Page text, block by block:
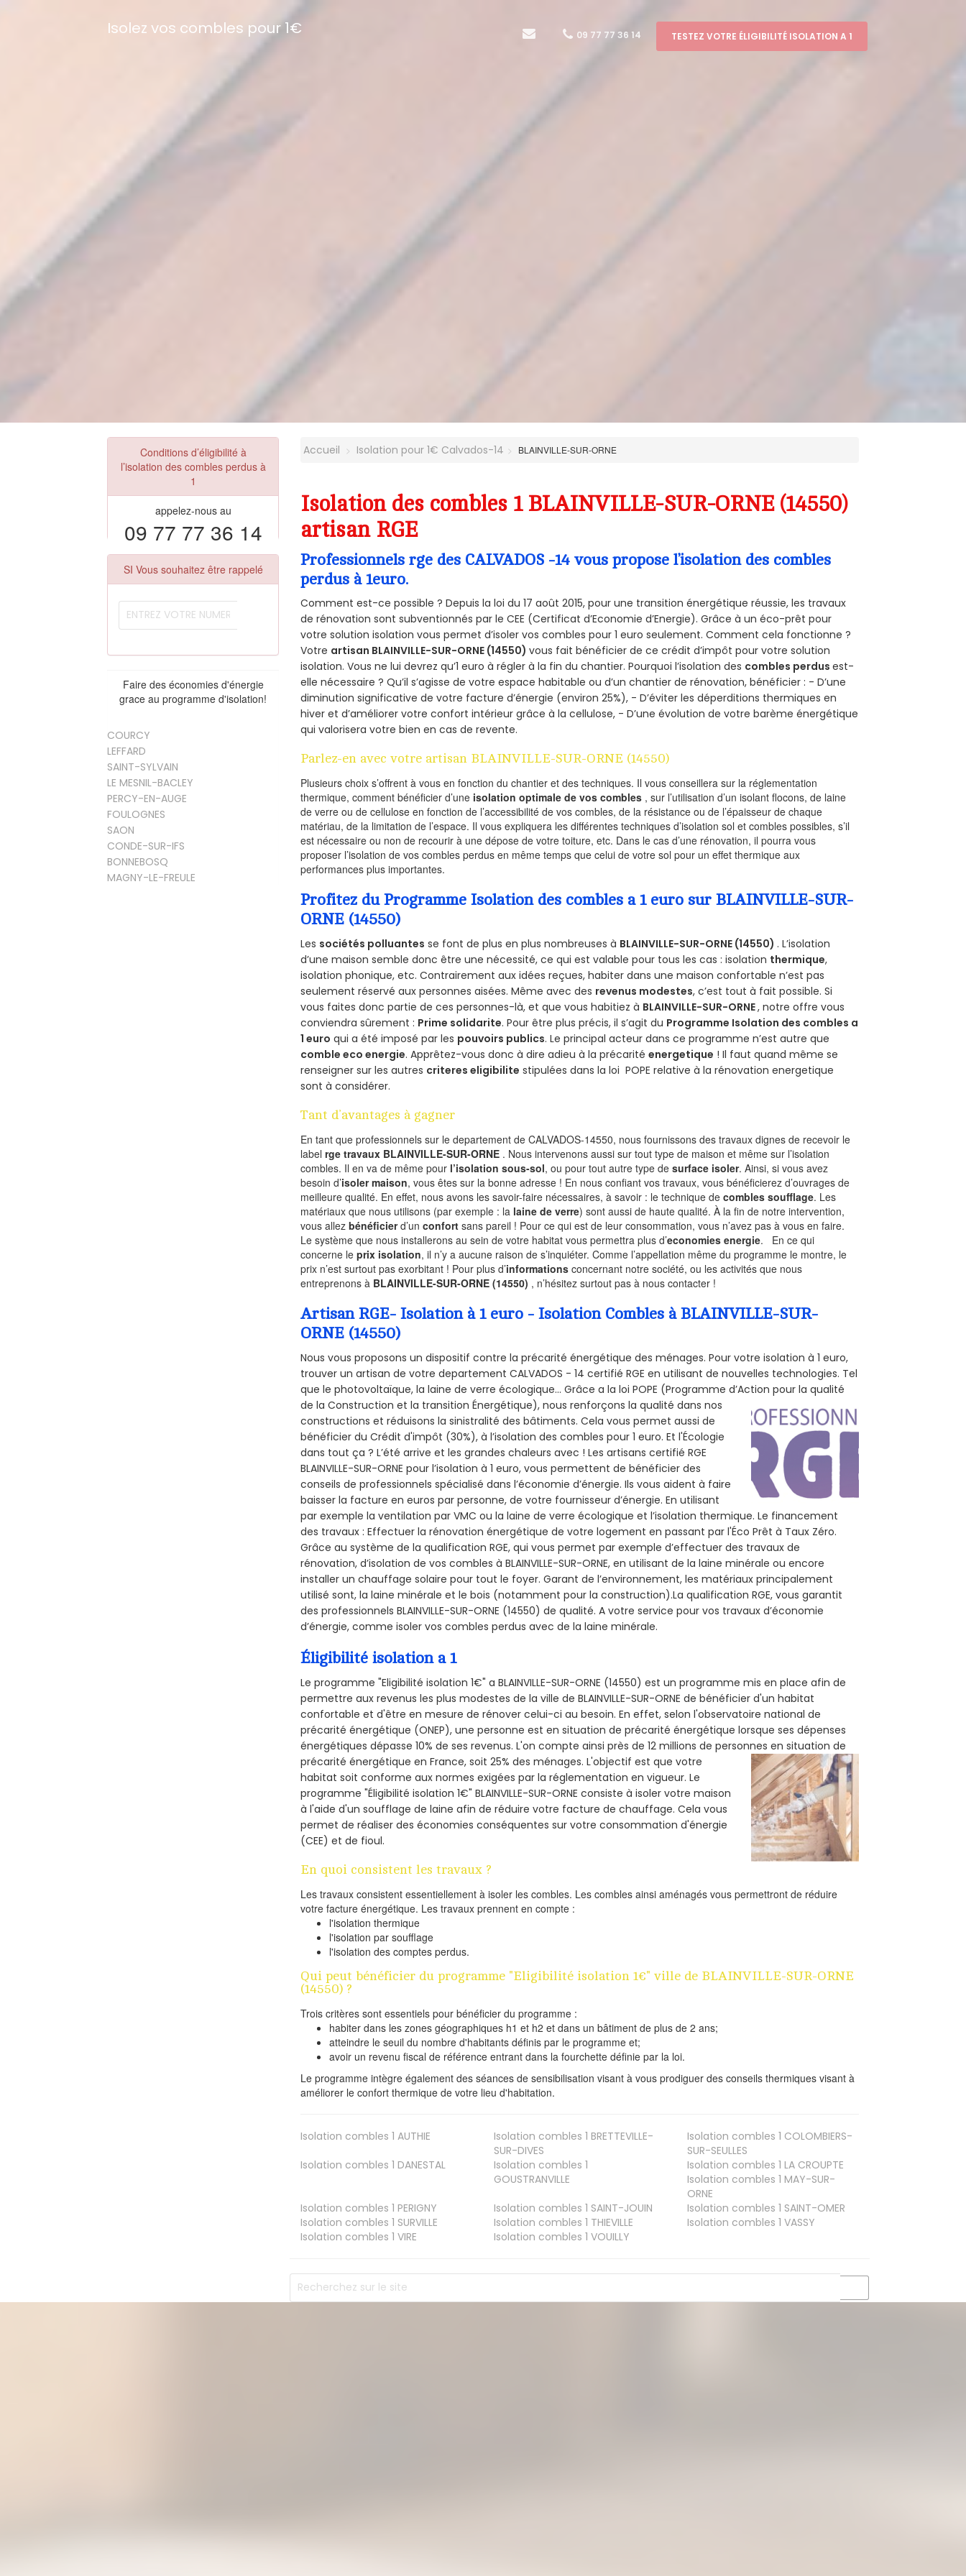
Isolez vos combles pour 1€ 09 77 77 36 14 TESTEZ VOTRE ÉLIGIBILITÉ ISOLATION A 1
Conditions d’éligibilité à
l’isolation des combles perdus à
1
appelez-nous au
09 77 77 36 14
SI Vous souhaitez être rappelé
Faire des économies d'énergie
grace au programme d'isolation!
COURCY
LEFFARD
SAINT-SYLVAIN
LE MESNIL-BACLEY
PERCY-EN-AUGE
FOULOGNES
SAON
CONDE-SUR-IFS
BONNEBOSQ
MAGNY-LE-FREULE
Accueil Isolation pour 1€ Calvados-14 BLAINVILLE-SUR-ORNE
Isolation des combles 1 BLAINVILLE-SUR-ORNE (14550)
artisan RGE
Professionnels rge des CALVADOS -14 vous propose l’isolation des combles
perdus à 1euro.
Comment est-ce possible ? Depuis la loi du 17 août 2015, pour une transition énergétique réussie, les travaux
de rénovation sont subventionnés par le CEE (Certificat d’Economie d’Energie). Grâce à un éco-prêt pour
votre solution isolation vous permet d’isoler vos combles pour 1 euro seulement. Comment cela fonctionne ?
Votre artisan BLAINVILLE-SUR-ORNE (14550)vous fait bénéficier de ce crédit d’impôt pour votre solution
isolation. Vous ne lui devrez qu’1 euro à régler à la fin du chantier. Pourquoi l’isolation des combles perdusest-
elle nécessaire ? Qu’il s’agisse de votre espace habitable ou d’un chantier de rénovation, bénéficier : - D’une
diminution significative de votre facture d’énergie (environ 25%), - D’éviter les déperditions thermiques en
hiver et d’améliorer votre confort intérieur grâce à la cellulose, - D’une évolution de votre barème énergétique
qui valorisera votre bien en cas de revente.
Parlez-en avec votre artisan BLAINVILLE-SUR-ORNE (14550)
Plusieurs choix s’offrent à vous en fonction du chantier et des techniques. Il vous conseillera sur la réglementation
thermique, comment bénéficier d’une isolation optimale de vos combles , sur l’utilisation d’un isolant flocons, de laine
de verre ou de cellulose en fonction de l’accessibilité de vos combles, de la résistance ou de l’épaisseur de chaque
matériau, de la limitation de l’espace. Il vous expliquera les différentes techniques d’isolation sol et combles possibles, s’il
est nécessaire ou non de recourir à une dépose de votre toiture, etc. Dans le cas d’une rénovation, il pourra vous
proposer l’isolation de vos combles perdus en même temps que celui de votre sol pour un effet thermique aux
performances plus importantes.
Profitez du Programme Isolation des combles a 1 euro sur BLAINVILLE-SUR-
ORNE (14550)
Les sociétés polluantes se font de plus en plus nombreuses à BLAINVILLE-SUR-ORNE (14550) . L’isolation
d’une maison semble donc être une nécessité, ce qui est valable pour tous les cas : isolation thermique,
isolation phonique, etc. Contrairement aux idées reçues, habiter dans une maison confortable n’est pas
seulement réservé aux personnes aisées. Même avec des revenus modestes, c’est tout à fait possible. Si
vous faites donc partie de ces personnes-là, et que vous habitiez à BLAINVILLE-SUR-ORNE, notre offre vous
conviendra sûrement : Prime solidarite. Pour être plus précis, il s’agit du Programme Isolation des combles a
1 euro qui a été imposé par les pouvoirs publics. Le principal acteur dans ce programme n’est autre que
comble eco energie. Apprêtez-vous donc à dire adieu à la précaritéenergetique ! Il faut quand même se
renseigner sur les autres criteres eligibilite stipulées dans la loi POPE relative à la rénovation energetique
sont à considérer.
Tant d’avantages à gagner
En tant que professionnels sur le departement de CALVADOS-14550, nous fournissons des travaux dignes de recevoir le
labelrge travaux BLAINVILLE-SUR-ORNE . Nous intervenons aussi sur tout type de maison et même sur l’isolation
combles. Il en va de même pour l’isolation sous-sol, ou pour tout autre type desurface isoler. Ainsi, si vous avez
besoin d’isoler maison, vous êtes sur la bonne adresse ! En nous confiant vos travaux, vous bénéficierez d’ouvrages de
meilleure qualité. En effet, nous avons les savoir-faire nécessaires, à savoir : le technique decombles soufflage. Les
matériaux que nous utilisons (par exemple : la laine de verre) sont aussi de haute qualité. À la fin de notre intervention,
vous allezbénéficierd’unconfort sans pareil ! Pour ce qui est de leur consommation, vous n’avez pas à vous en faire.
Le système que nous installerons au sein de votre habitat vous permettra plus d’economies energie. En ce qui
concerne leprix isolation, il n’y a aucune raison de s’inquiéter. Comme l’appellation même du programme le montre, le
prix n’est surtout pas exorbitant ! Pour plus d’informations concernant notre société, ou les activités que nous
entreprenons à BLAINVILLE-SUR-ORNE (14550) , n’hésitez surtout pas à nous contacter !
Artisan RGE- Isolation à 1 euro - Isolation Combles à BLAINVILLE-SUR-
ORNE (14550)
Nous vous proposons un dispositif contre la précarité énergétique des ménages. Pour votre isolation à 1 euro,
trouver un artisan de votre departement CALVADOS - 14 certifié RGE en utilisant de nouvelles technologies. Tel
que le photovoltaïque, la laine de verre écologique... Grâce a la loi POPE (Programme d’Action pour la qualité
de la Construction et la transition Énergétique), nous renforçons la qualité dans nos
constructions et réduisons la sinistralité des bâtiments. Cela vous permet aussi de
bénéficier du Crédit d'impôt (30%), à l’isolation des combles pour 1 euro. Et l'Écologie
dans tout ça ? L’été arrive et les grandes chaleurs avec ! Les artisans certifié RGE
BLAINVILLE-SUR-ORNE pour l’isolation à 1 euro, vous permettent de bénéficier des
conseils de professionnels spécialisé dans l’économie d’énergie. Ils vous aident à faire
baisser la facture en euros par personne, de votre fournisseur d’énergie. En utilisant
par exemple la ventilation par VMC ou la laine de verre écologique et l’isolation thermique. Le financement
des travaux : Effectuer la rénovation énergétique de votre logement en passant par l'Éco Prêt à Taux Zéro.
Grâce au système de la qualification RGE, qui vous permet par exemple d’effectuer des travaux de
rénovation, d’isolation de vos combles à BLAINVILLE-SUR-ORNE, en utilisant de la laine minérale ou encore
installer un chauffage solaire pour tout le foyer. Garant de l’environnement, les matériaux principalement
utilisé sont, la laine minérale et le bois (notamment pour la construction).La qualification RGE, vous garantit
des professionnels BLAINVILLE-SUR-ORNE (14550) de qualité. A votre service pour vos travaux d’économie
d’énergie, comme isoler vos combles perdus avec de la laine minérale.
Éligibilité isolation a 1
Le programme "Eligibilité isolation 1€" a BLAINVILLE-SUR-ORNE (14550) est un programme mis en place afin de
permettre aux revenus les plus modestes de la ville de BLAINVILLE-SUR-ORNE de bénéficier d'un habitat
confortable et d'être en mesure de rénover celui-ci au besoin. En effet, selon l'observatoire national de
précarité énergétique (ONEP), une personne est en situation de précarité énergétique lorsque ses dépenses
énergétiques dépasse 10% de ses revenus. L'on compte ainsi près de 12 millions de personnes en situation de
précarité énergétique en France, soit 25% des ménages.L'objectif est que votre
habitat soit conforme aux normes exigées par la réglementation en vigueur. Le
programme "Éligibilité isolation 1€" BLAINVILLE-SUR-ORNE consiste à isoler votre maison
à l'aide d'un soufflage de laine afin de réduire votre facture de chauffage. Cela vous
permet de réaliser des économies conséquentes sur votre consommation d'énergie
(CEE) et de fioul.
En quoi consistent les travaux ?
Les travaux consistent essentiellement à isoler les combles. Les combles ainsi aménagés vous permettront de réduire
votre facture énergétique. Les travaux prennent en compte :
l'isolation thermique
l'isolation par soufflage
l'isolation des comptes perdus.
Qui peut bénéficier du programme "Eligibilité isolation 1€" ville de BLAINVILLE-SUR-ORNE
(14550) ?
Trois critères sont essentiels pour bénéficier du programme :
habiter dans les zones géographiques h1 et h2 et dans un bâtiment de plus de 2 ans;
atteindre le seuil du nombre d'habitants définis par le programme et;
avoir un revenu fiscal de référence entrant dans la fourchette définie par la loi.
Le programme intègre également des séances de sensibilisation visant à vous prodiguer des conseils thermiques visant à
améliorer le confort thermique de votre lieu d'habitation.
Isolation combles 1 AUTHIE Isolation combles 1 BRETTEVILLE-
SUR-DIVES
Isolation combles 1 COLOMBIERS-
SUR-SEULLES
Isolation combles 1 DANESTAL
Isolation combles 1
GOUSTRANVILLE
Isolation combles 1 LA CROUPTE
Isolation combles 1 MAY-SUR-
ORNE
Isolation combles 1 PERIGNY Isolation combles 1 SAINT-JOUIN Isolation combles 1 SAINT-OMER
Isolation combles 1 SURVILLE Isolation combles 1 THIEVILLE Isolation combles 1 VASSY
Isolation combles 1 VIRE Isolation combles 1 VOUILLY